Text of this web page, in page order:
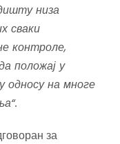
низа
сваки
контроле,
положај у
односу на многе
за